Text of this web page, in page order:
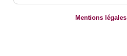
Mentions légales